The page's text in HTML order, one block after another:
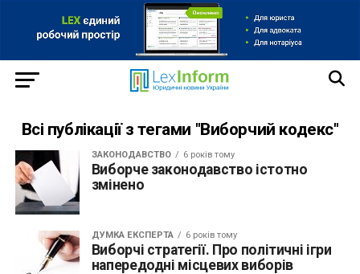
Всі публікації з тегами "Виборчий кодекс"
ЗАКОНОДАВСТВО 6 років тому
Виборче законодавство істотно
змінено
ДУМКА ЕКСПЕРТА 6 років тому
Виборчі стратегії. Про політичні ігри
напередодні місцевих виборів